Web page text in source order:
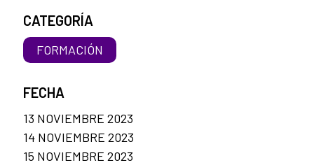
CATEGORÍA
FORMACIÓN
FECHA
13 NOVIEMBRE 2023
14 NOVIEMBRE 2023
15 NOVIEMBRE 2023